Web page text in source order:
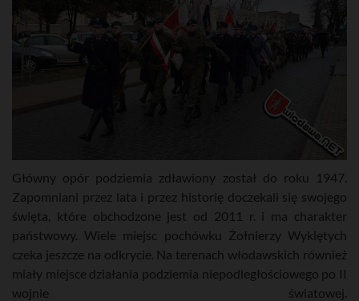
Główny opór podziemia zdławiony został do roku 1947.
Zapomniani przez lata i przez historię doczekali się swojego
święta, które obchodzone jest od 2011 r. i ma charakter
państwowy. Wiele miejsc pochówku Żołnierzy Wyklętych
czeka jeszcze na odkrycie. Na terenach włodawskich również
miały miejsce działania podziemia niepodległościowego po II
wojnie światowej.